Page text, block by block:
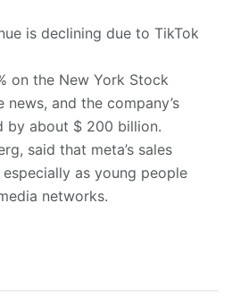
is declining due to TikTok
on the New York Stock
and the company’s
by about $ 200 billion.
said that meta’s sales
as young people
networks.